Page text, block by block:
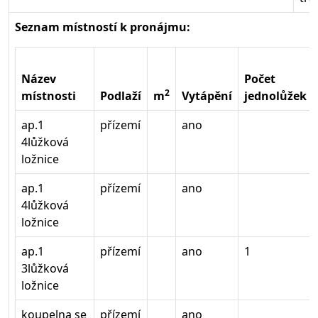
Seznam místností k pronájmu:
Název
místnosti
Podlaží m2 Vytápění
Počet
jednolůžek
ap.1
4lůžková
ložnice
přízemí ano
ap.1
4lůžková
ložnice
přízemí ano
ap.1
3lůžková
ložnice
přízemí ano 1
koupelna se přízemí ano